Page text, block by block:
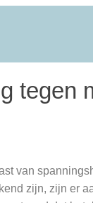
tegen
van
zijn, zijn er